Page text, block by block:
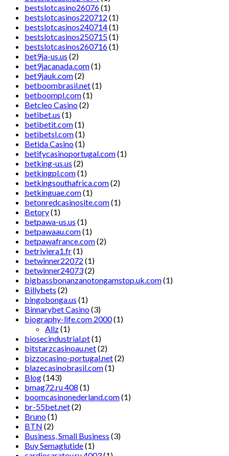
bestslotcasino26076(1)
bestslotcasinos220712 (1)
bestslotcasinos240714(1)
bestslotcasinos250715(1)
bestslotcasinos260716(1)
bet9ja-us.us (2)
bet9jacanada.com(1)
bet9jauk.com(2)
betboombrasil.net(1)
betboompl.com(1)
Betcleo Casino(2)
betibet.us (1)
betibetit.com(1)
betibetsl.com(1)
Betida Casino(1)
betifycasinoportugal.com(1)
betking-us.us (2)
betkingpl.com(1)
betkingsouthafrica.com(2)
betkinguae.com(1)
betonredcasinosite.com(1)
Betory(1)
betpawa-us.us (1)
betpawaau.com(1)
betpawafrance.com(2)
betriviera1.fr(1)
betwinner22072 (1)
betwinner24073(2)
bigbassbonanzanotongamstop.uk.com(1)
Billybets (2)
bingobonga.us (1)
Binnarybet Casino(3)
biography-life.com 2000(1)
Allz(1)
biosecindustrial.pt(1)
bitstarzcasinoau.net(2)
bizzocasino-portugal.net(2)
blazecasinobrasil.com(1)
Blog(143)
bmag72.ru 408 (1)
boomcasinonederland.com(1)
br-55bet.net(2)
Bruno(1)
BTN (2)
Business, Small Business (3)
Buy Semaglutide(1)